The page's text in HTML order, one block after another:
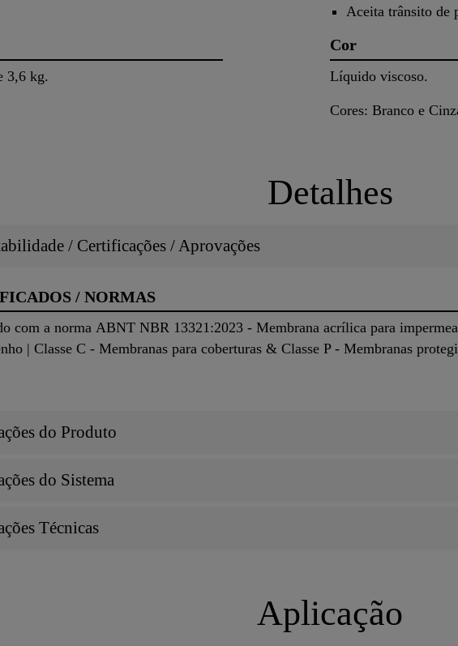
Aceita trânsito de
3,6 kg.
Cor
Líquido viscoso.
Cores: Branco e
Detalhes
/ Certificações / Aprovações
/ NORMAS
com a norma ABNT NBR 13321:2023 - Membrana acrílica para
| Classe C - Membranas para coberturas & Classe P - Membranas
do Produto
do Sistema
Técnicas
Aplicação